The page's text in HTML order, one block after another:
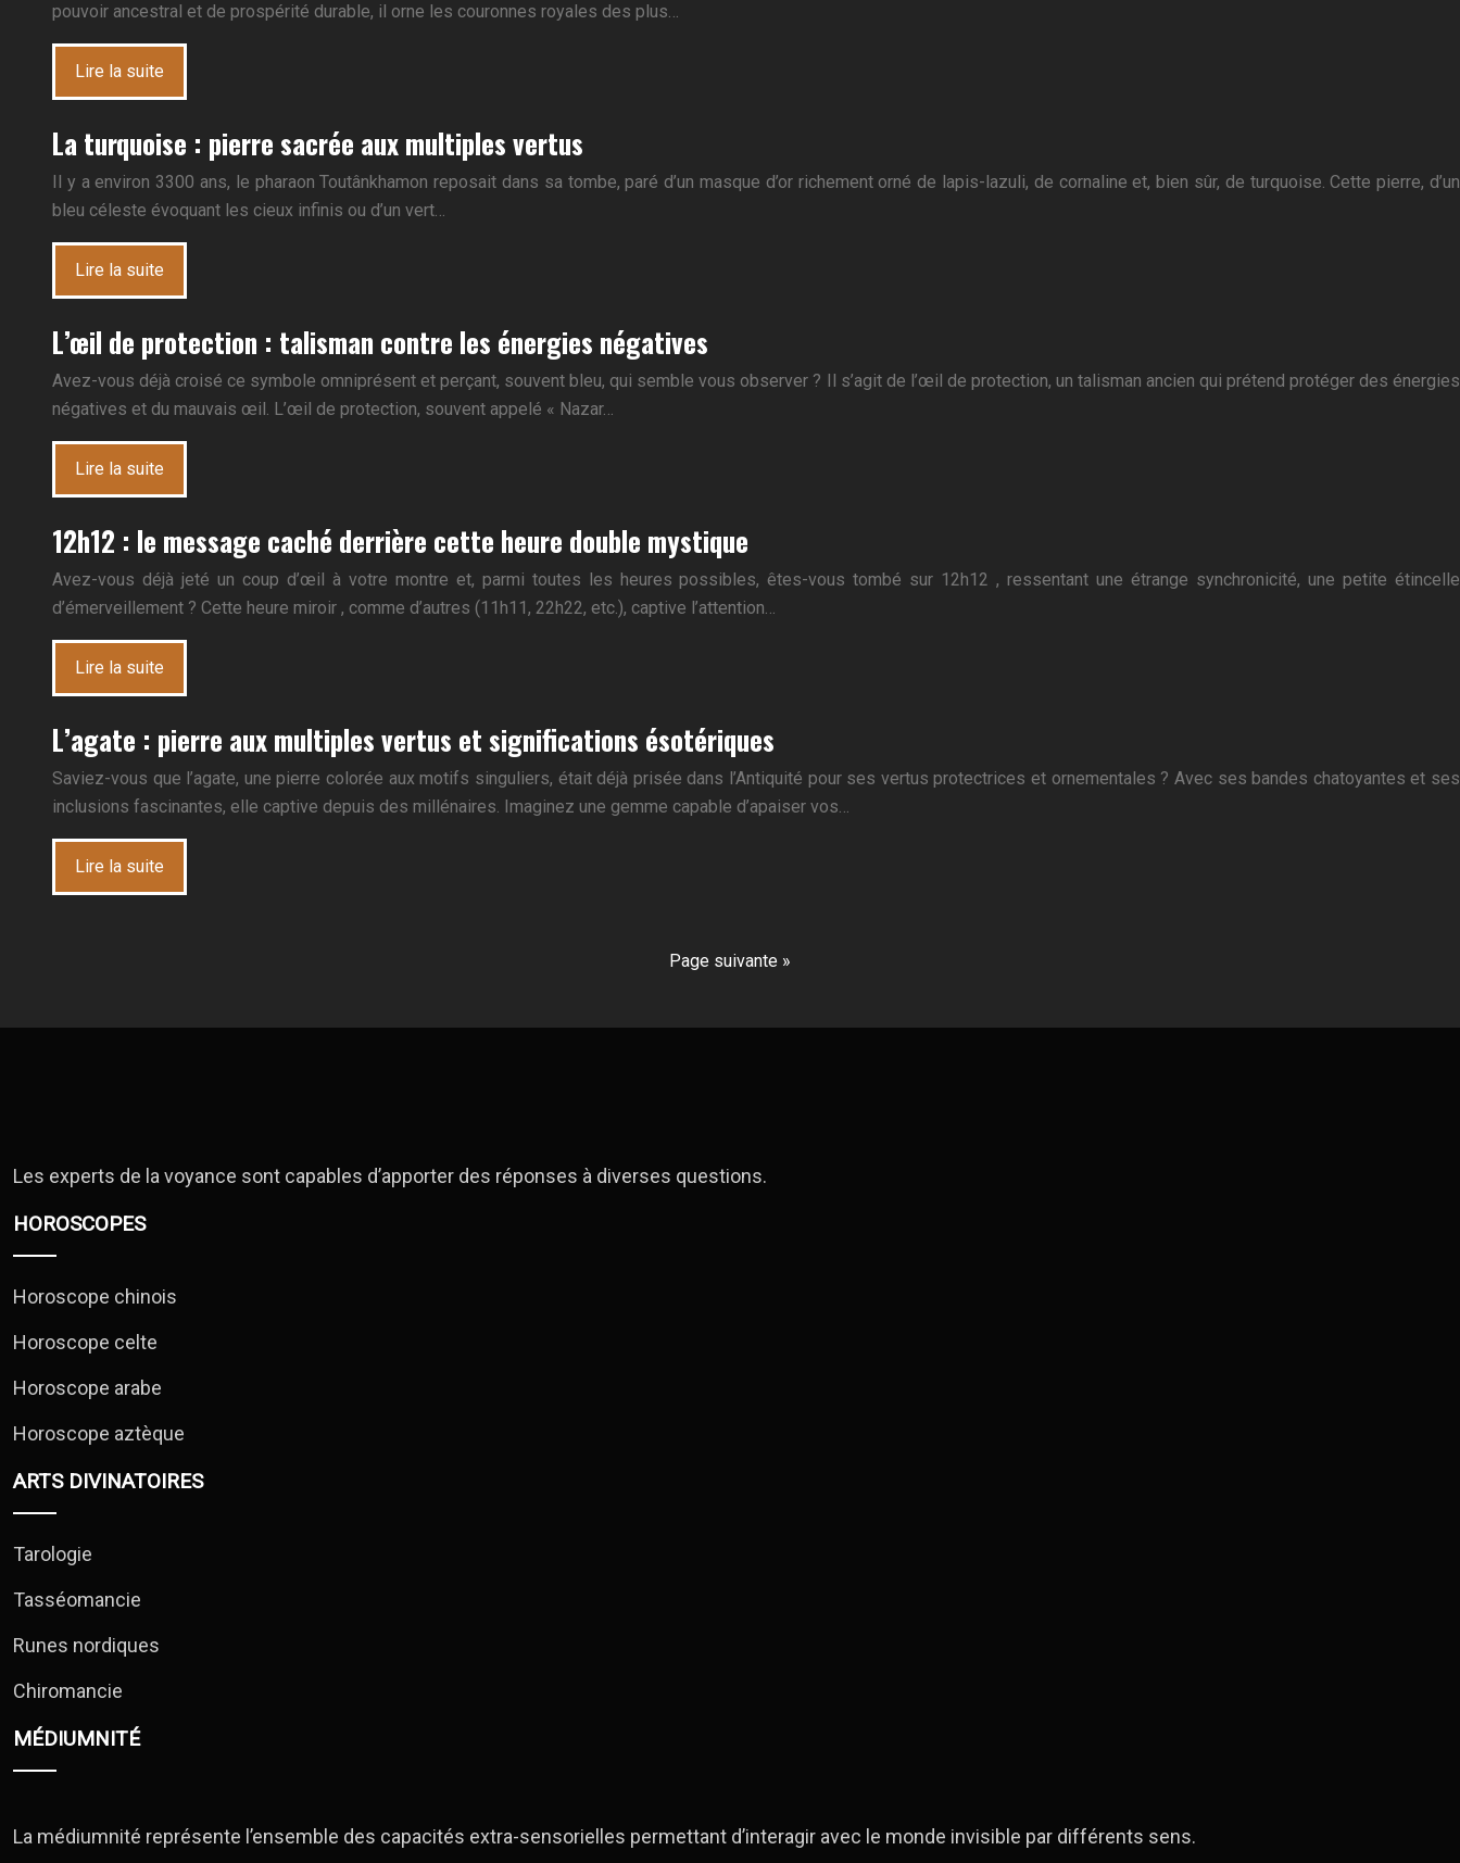
pouvoir ancestral et de prospérité durable, il orne les couronnes royales des plus…
Lire la suite
La turquoise : pierre sacrée aux multiples vertus
Il y a environ 3300 ans, le pharaon Toutânkhamon reposait dans sa tombe, paré d’un masque d’or richement orné de lapis-lazuli, de cornaline et, bien sûr, de turquoise. Cette pierre, d’un
bleu céleste évoquant les cieux infinis ou d’un vert…
Lire la suite
L’œil de protection : talisman contre les énergies négatives
Avez-vous déjà croisé ce symbole omniprésent et perçant, souvent bleu, qui semble vous observer ? Il s’agit de l’œil de protection, un talisman ancien qui prétend protéger des énergies
négatives et du mauvais œil. L’œil de protection, souvent appelé « Nazar…
Lire la suite
12h12 : le message caché derrière cette heure double mystique
Avez-vous déjà jeté un coup d’œil à votre montre et, parmi toutes les heures possibles, êtes-vous tombé sur 12h12 , ressentant une étrange synchronicité, une petite étincelle
d’émerveillement ? Cette heure miroir , comme d’autres (11h11, 22h22, etc.), captive l’attention…
Lire la suite
L’agate : pierre aux multiples vertus et significations ésotériques
Saviez-vous que l’agate, une pierre colorée aux motifs singuliers, était déjà prisée dans l’Antiquité pour ses vertus protectrices et ornementales ? Avec ses bandes chatoyantes et ses
inclusions fascinantes, elle captive depuis des millénaires. Imaginez une gemme capable d’apaiser vos…
Lire la suite
Page suivante »
Les experts de la voyance sont capables d’apporter des réponses à diverses questions.
HOROSCOPES
Horoscope chinois
Horoscope celte
Horoscope arabe
Horoscope aztèque
ARTS DIVINATOIRES
Tarologie
Tasséomancie
Runes nordiques
Chiromancie
MÉDIUMNITÉ
La médiumnité représente l’ensemble des capacités extra-sensorielles permettant d’interagir avec le monde invisible par différents sens.